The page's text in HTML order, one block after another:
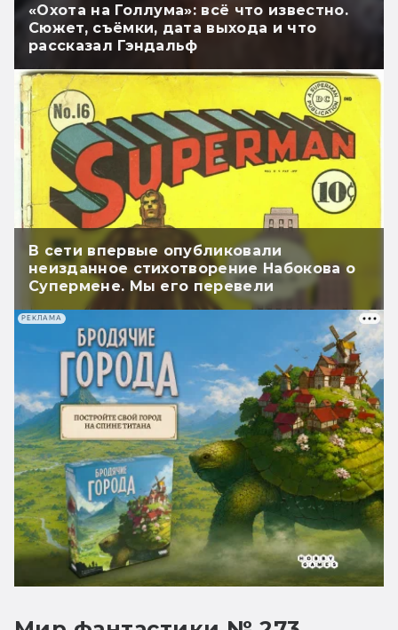
«Охота на Голлума»: всё что известно.
Сюжет, съёмки, дата выхода и что
рассказал Гэндальф
В сети впервые опубликовали
неизданное стихотворение Набокова о
Супермене. Мы его перевели
РЕКЛАМА